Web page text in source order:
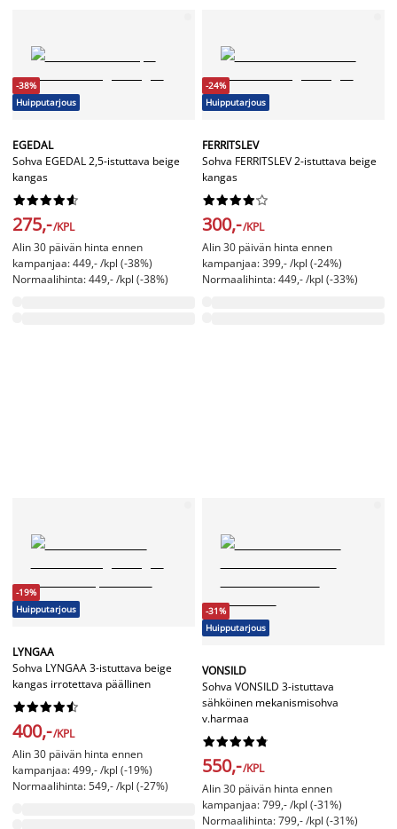
-38%
Huipputarjous
EGEDAL
Sohva EGEDAL 2,5-istuttava beige
kangas






275,-/KPL
Alin 30 päivän hinta ennen
kampanjaa: 449,- /kpl (-38%)
Normaalihinta: 449,- /kpl (-38%)
-24%
Huipputarjous
FERRITSLEV
Sohva FERRITSLEV 2-istuttava beige
kangas






300,-/KPL
Alin 30 päivän hinta ennen
kampanjaa: 399,- /kpl (-24%)
Normaalihinta: 449,- /kpl (-33%)
-19%
Huipputarjous
LYNGAA
Sohva LYNGAA 3-istuttava beige
kangas irrotettava päällinen






400,-/KPL
Alin 30 päivän hinta ennen
kampanjaa: 499,- /kpl (-19%)
Normaalihinta: 549,- /kpl (-27%)
-31%
Huipputarjous
VONSILD
Sohva VONSILD 3-istuttava
sähköinen mekanismisohva
v.harmaa






550,-/KPL
Alin 30 päivän hinta ennen
kampanjaa: 799,- /kpl (-31%)
Normaalihinta: 799,- /kpl (-31%)